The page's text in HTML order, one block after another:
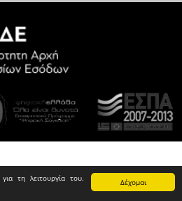
Δέχομαι
τη λειτουργία του.